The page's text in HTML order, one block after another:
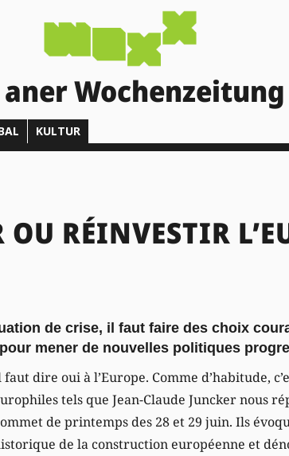
Wochenzeitung
KULTUR
RÉINVESTIR
de crise, il faut faire des choix
mener de nouvelles politiques
faut dire oui à l’Europe. Comme d’habitude,
tels que Jean-Claude Juncker nous
de printemps des 28 et 29 juin. Ils
de la construction européenne et